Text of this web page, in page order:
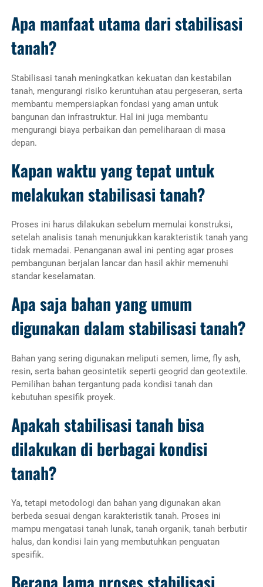
Apa manfaat utama dari stabilisasi
tanah?
Stabilisasi tanah meningkatkan kekuatan dan kestabilan
tanah, mengurangi risiko keruntuhan atau pergeseran, serta
membantu mempersiapkan fondasi yang aman untuk
bangunan dan infrastruktur. Hal ini juga membantu
mengurangi biaya perbaikan dan pemeliharaan di masa
depan.
Kapan waktu yang tepat untuk
melakukan stabilisasi tanah?
Proses ini harus dilakukan sebelum memulai konstruksi,
setelah analisis tanah menunjukkan karakteristik tanah yang
tidak memadai. Penanganan awal ini penting agar proses
pembangunan berjalan lancar dan hasil akhir memenuhi
standar keselamatan.
Apa saja bahan yang umum
digunakan dalam stabilisasi tanah?
Bahan yang sering digunakan meliputi semen, lime, fly ash,
resin, serta bahan geosintetik seperti geogrid dan geotextile.
Pemilihan bahan tergantung pada kondisi tanah dan
kebutuhan spesifik proyek.
Apakah stabilisasi tanah bisa
dilakukan di berbagai kondisi
tanah?
Ya, tetapi metodologi dan bahan yang digunakan akan
berbeda sesuai dengan karakteristik tanah. Proses ini
mampu mengatasi tanah lunak, tanah organik, tanah berbutir
halus, dan kondisi lain yang membutuhkan penguatan
spesifik.
Berapa lama proses stabilisasi